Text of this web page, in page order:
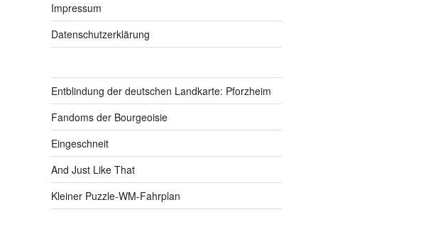
Impressum
Datenschutzerklärung
Entblindung der deutschen Landkarte: Pforzheim
Fandoms der Bourgeoisie
Eingeschneit
And Just Like That
Kleiner Puzzle-WM-Fahrplan